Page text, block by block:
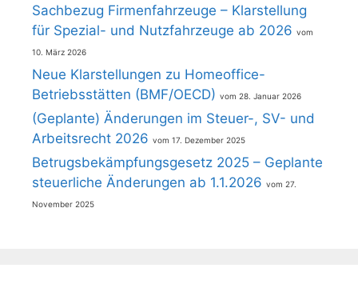
Sachbezug Firmenfahrzeuge – Klarstellung
für Spezial- und Nutzfahrzeuge ab 2026
10. März 2026
Neue Klarstellungen zu Homeoffice-
Betriebsstätten (BMF/OECD)
28. Januar 2026
(Geplante) Änderungen im Steuer-, SV- und
Arbeitsrecht 2026
17. Dezember 2025
Betrugsbekämpfungsgesetz 2025 – Geplante
steuerliche Änderungen ab 1.1.2026
27.
November 2025